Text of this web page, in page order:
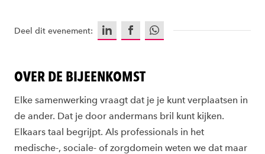
Deel dit evenement: LinkedInFacebookWhatsApp
OVER DE BIJEENKOMST
Elke samenwerking vraagt dat je je kunt verplaatsen in
de ander. Dat je door andermans bril kunt kijken.
Elkaars taal begrijpt. Als professionals in het
medische-, sociale- of zorgdomein weten we dat maar